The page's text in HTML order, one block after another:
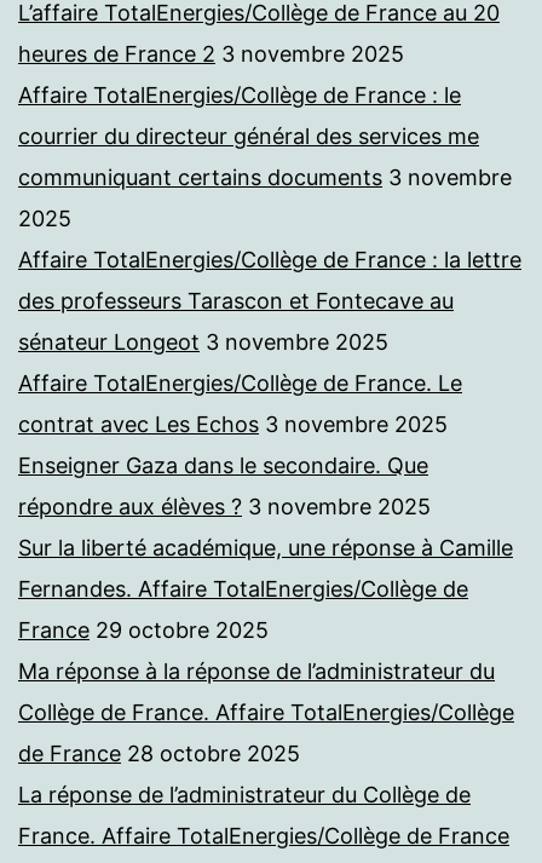
L’affaire TotalEnergies/Collège de France au 20
heures de France 2 3 novembre 2025
Affaire TotalEnergies/Collège de France : le
courrier du directeur général des services me
communiquant certains documents 3 novembre
2025
Affaire TotalEnergies/Collège de France : la lettre
des professeurs Tarascon et Fontecave au
sénateur Longeot 3 novembre 2025
Affaire TotalEnergies/Collège de France. Le
contrat avec Les Echos 3 novembre 2025
Enseigner Gaza dans le secondaire. Que
répondre aux élèves ? 3 novembre 2025
Sur la liberté académique, une réponse à Camille
Fernandes. Affaire TotalEnergies/Collège de
France 29 octobre 2025
Ma réponse à la réponse de l’administrateur du
Collège de France. Affaire TotalEnergies/Collège
de France 28 octobre 2025
La réponse de l’administrateur du Collège de
France. Affaire TotalEnergies/Collège de France